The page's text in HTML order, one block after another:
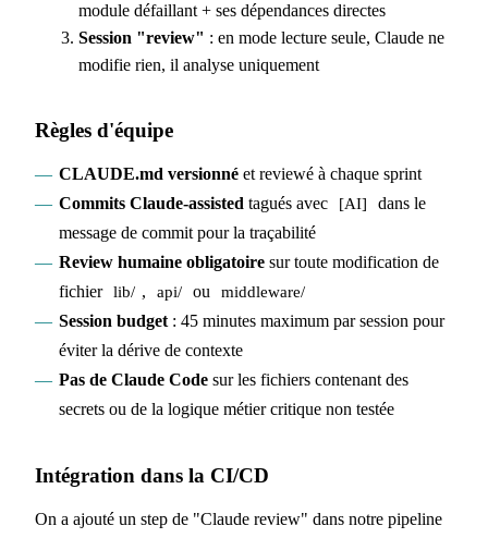
module défaillant + ses dépendances directes
Session "review" : en mode lecture seule, Claude ne
modifie rien, il analyse uniquement
Règles d'équipe
CLAUDE.md versionnéet reviewé à chaque sprint
Commits Claude-assistedtagués avec [AI]
dans le
message de commit pour la traçabilité
Review humaine obligatoiresur toute modification de
fichier lib/ , api/ ou middleware/
Session budget: 45 minutes maximum par session pour
éviter la dérive de contexte
Pas de Claude Codesur les fichiers contenant des
secrets ou de la logique métier critique non testée
Intégration dans la CI/CD
On a ajouté un step de "Claude review" dans notre pipeline